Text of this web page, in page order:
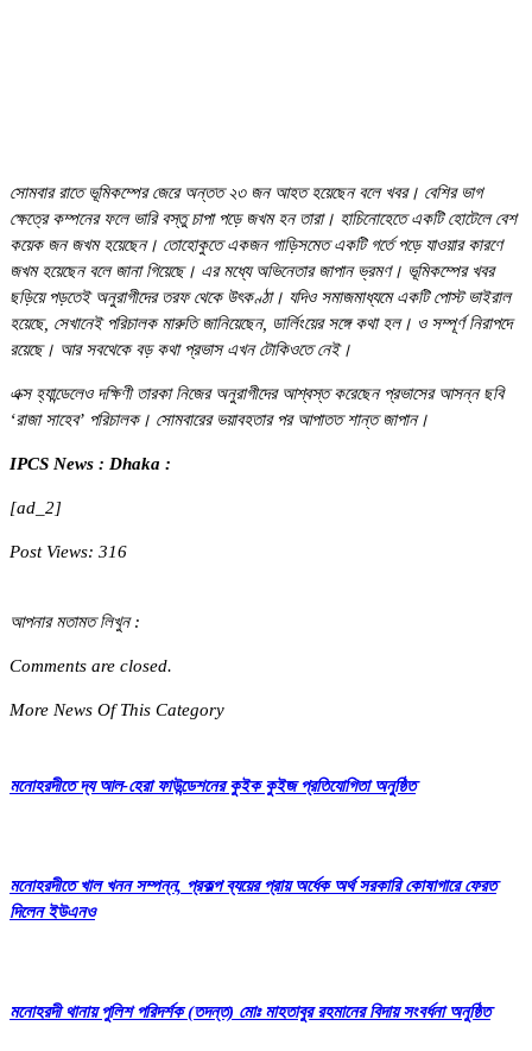
সোমবার রাতে ভূমিকম্পের জেরে অন্তত ২৩ জন আহত হয়েছেন বলে খবর। বেশির ভাগ
ক্ষেত্রে কম্পনের ফলে ভারি বস্তু চাপা পড়ে জখম হন তারা। হাচিনোহেতে একটি হোটেলে বেশ
কয়েক জন জখম হয়েছেন। তোহোকুতে একজন গাড়িসমেত একটি গর্তে পড়ে যাওয়ার কারণে
জখম হয়েছেন বলে জানা গিয়েছে। এর মধ্যে অভিনেতার জাপান ভ্রমণ। ভূমিকম্পের খবর
ছড়িয়ে পড়তেই অনুরাগীদের তরফ থেকে উৎকণ্ঠা। যদিও সমাজমাধ্যমে একটি পোস্ট ভাইরাল
হয়েছে, সেখানেই পরিচালক মারুতি জানিয়েছেন, ডার্লিংয়ের সঙ্গে কথা হল। ও সম্পূর্ণ নিরাপদে
রয়েছে। আর সবথেকে বড় কথা প্রভাস এখন টোকিওতে নেই।
এক্স হ্যান্ডেলেও দক্ষিণী তারকা নিজের অনুরাগীদের আশ্বস্ত করেছেন প্রভাসের আসন্ন ছবি
‘রাজা সাহেব’ পরিচালক। সোমবারের ভয়াবহতার পর আপাতত শান্ত জাপান।
IPCS News : Dhaka :
[ad_2]
Post Views: 316
আপনার মতামত লিখুন :
Comments are closed.
More News Of This Category
মনোহরদীতে দ্য আল-হেরা ফাউন্ডেশনের কুইক কুইজ প্রতিযোগিতা অনুষ্ঠিত
মনোহরদীতে খাল খনন সম্পন্ন, প্রকল্প ব্যয়ের প্রায় অর্ধেক অর্থ সরকারি কোষাগারে ফেরত
দিলেন ইউএনও
মনোহরদী থানায় পুলিশ পরিদর্শক (তদন্ত) মোঃ মাহতাবুর রহমানের বিদায় সংবর্ধনা অনুষ্ঠিত